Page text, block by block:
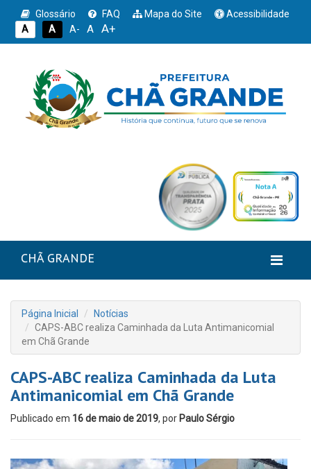
Glossário FAQ Mapa do Site
Acessibilidade
A
A A- A A+
CHÃ GRANDE
Página Inicial
Notícias
CAPS-ABC realiza Caminhada da Luta Antimanicomial
em Chã Grande
CAPS-ABC realiza Caminhada da Luta
Antimanicomial em Chã Grande
Publicado em 16 de maio de 2019, por Paulo Sérgio